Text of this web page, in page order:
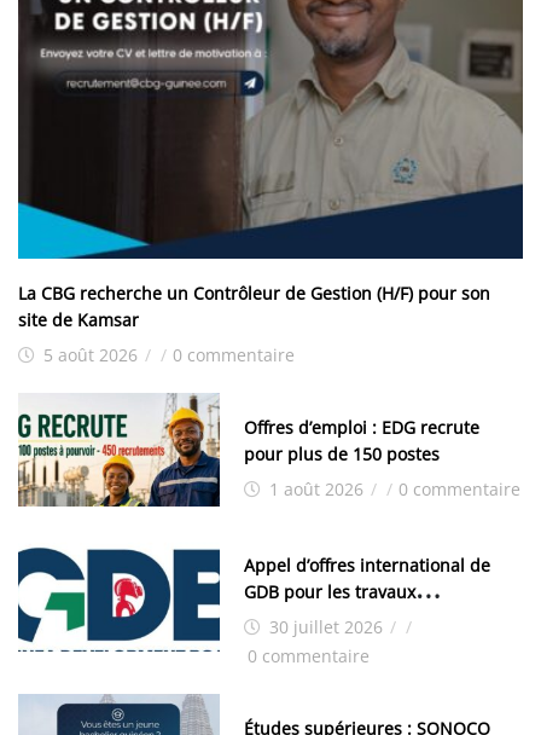
La CBG recherche un Contrôleur de Gestion (H/F) pour son
site de Kamsar
5 août 2026 / / 0 commentaire
Offres d’emploi : EDG recrute
pour plus de 150 postes
1 août 2026 / / 0 commentaire
Appel d’offres international de
GDB pour les travaux
d’aménagement de la zone
industrielle de FANDJE (PAZIF)
30 juillet 2026 / /
0 commentaire
Études supérieures : SONOCO